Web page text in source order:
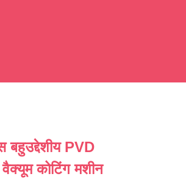
बहुउद्देशीय PVD
कोटिंग मशीन